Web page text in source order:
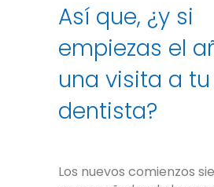
Así que, ¿y si
empiezas el
una visita a tu
dentista?
Los nuevos comienzos